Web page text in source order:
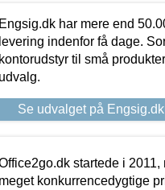
Engsig.dk har mere end
levering indenfor få dage.
kontorudstyr til små
udvalg.
Se udvalget på Engsig.dk
startede i
meget konkurrencedygtige